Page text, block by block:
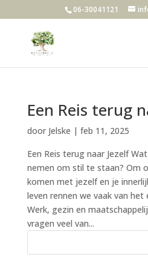
06-30041121
Een Reis terug
door Jelske | feb 11, 2025
Een Reis terug naar Jezelf
nemen om stil te staan? Om
komen met jezelf en je
leven rennen we vaak van het
Werk, gezin en
vragen veel van...